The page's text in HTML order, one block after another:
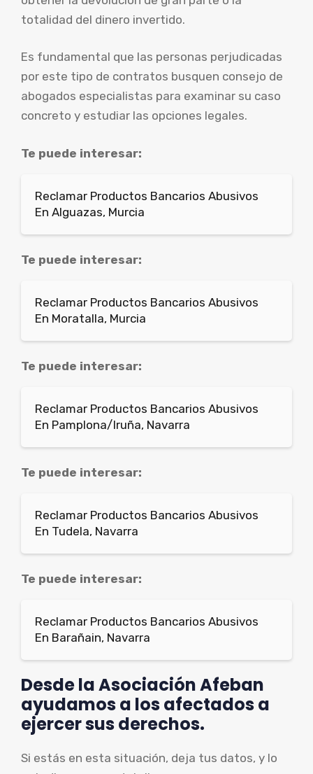
totalidad del dinero invertido.
Es fundamental que las personas perjudicadas
por este tipo de contratos busquen consejo de
abogados especialistas para examinar su caso
concreto y estudiar las opciones legales.
Te puede interesar:
Reclamar Productos Bancarios Abusivos
En Alguazas, Murcia
Te puede interesar:
Reclamar Productos Bancarios Abusivos
En Moratalla, Murcia
Te puede interesar:
Reclamar Productos Bancarios Abusivos
En Pamplona/Iruña, Navarra
Te puede interesar:
Reclamar Productos Bancarios Abusivos
En Tudela, Navarra
Te puede interesar:
Reclamar Productos Bancarios Abusivos
En Barañain, Navarra
Desde la Asociación Afeban
ayudamos a los afectados a
ejercer sus derechos.
Si estás en esta situación, deja tus datos, y lo